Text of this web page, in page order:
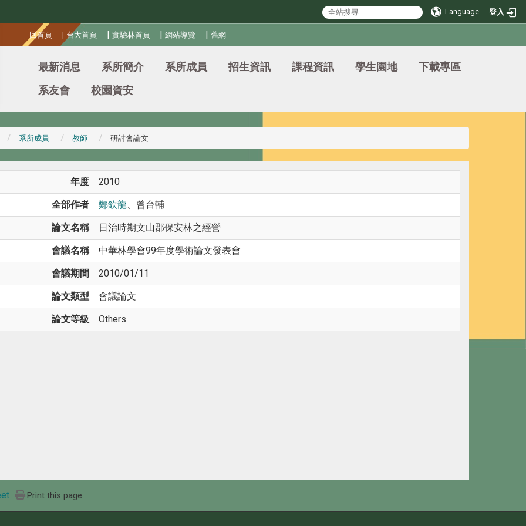
Language 登入
回首頁 | 台大首頁 | 實驗林首頁 |網站導覽 |舊網
最新消息 系所簡介 系所成員 招生資訊 課程資訊 學生園地
下載專區
系友會
校園資安
系所成員 教師 研討會論文
年度 2010
全部作者 鄭欽龍、曾台輔
論文名稱 日治時期文山郡保安林之經營
會議名稱 中華林學會99年度學術論文發表會
會議期間 2010/01/11
論文類型 會議論文
論文等級 Others
Print this page